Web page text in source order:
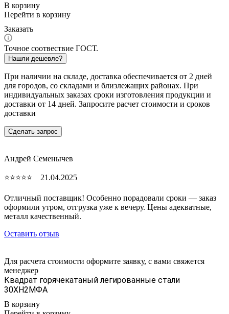
В корзину
Перейти в корзину
Заказать
Точное соотвествие ГОСТ.
Нашли дешевле?
При наличии на складе, доставка обеспечивается от 2 дней
для городов, со складами и близлежащих районах. При
индивидуальных заказах сроки изготовления продукции и
доставки от 14 дней. Запросите расчет стоимости и сроков
доставки
Сделать запрос
Андрей Семенычев
⭐⭐⭐⭐⭐ 21.04.2025
Отличный поставщик! Особенно порадовали сроки — заказ
оформили утром, отгрузка уже к вечеру. Цены адекватные,
металл качественный.
Оставить отзыв
Для расчета стоимости оформите заявку, с вами свяжется
менеджер
Квадрат горячекатаный легированные стали
30ХН2МФА
В корзину